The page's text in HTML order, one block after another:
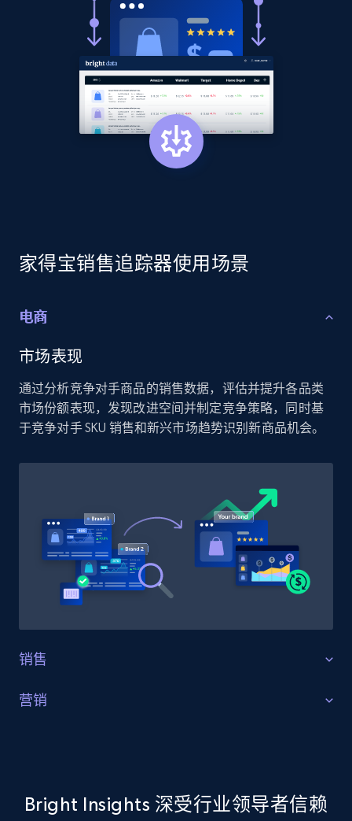
家得宝销售追踪器使用场景
电商
市场表现
通过分析竞争对手商品的销售数据，评估并提升各品类
市场份额表现，发现改进空间并制定竞争策略，同时基
于竞争对手 SKU 销售和新兴市场趋势识别新商品机会。
销售
销售情报
营销
对手促销销售和营销支出以完善策略，并追踪市场份额
变化，从而相应调整营销投入并保持竞争力。
Bright Insights 深受行业领导者信赖